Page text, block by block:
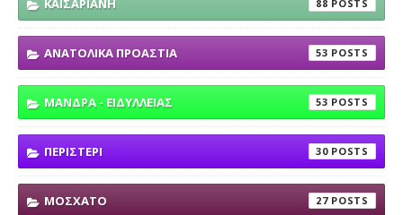
ΚΑΙΣΑΡΙΑΝΗ 88
ΑΝΑΤΟΛΙΚΑ ΠΡΟΑΣΤΙΑ 53
ΜΑΝΔΡΑ - ΕΙΔΥΛΛΕΙΑΣ 53
ΠΕΡΙΣΤΕΡΙ 30
ΜΟΣΧΑΤΟ 27